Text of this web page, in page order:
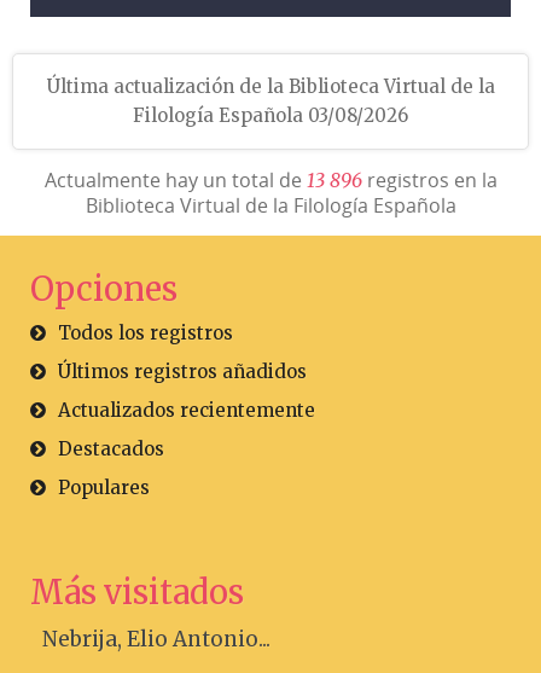
Última actualización de la Biblioteca Virtual de la
Filología Española 03/08/2026
Actualmente hay un total de 13 896registros en la
Biblioteca Virtual de la Filología Española
Opciones
Todos los registros
Últimos registros añadidos
Actualizados recientemente
Destacados
Populares
Más visitados
Nebrija, Elio Antonio...